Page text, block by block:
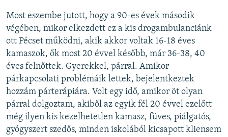
Most eszembe jutott, hogy a 90-es évek második
végében, mikor elkezdett ez a kis drogambulanciánk
ott Pécset működni, akik akkor voltak 16-18 éves
kamaszok, ők most 20 évvel később, már 36-38, 40
éves felnőttek. Gyerekkel, párral. Amikor
párkapcsolati problémáik lettek, bejelentkeztek
hozzám párterápiára. Volt egy idő, amikor öt olyan
párral dolgoztam, akiből az egyik fél 20 évvel ezelőtt
még ilyen kis kezelhetetlen kamasz, füves, piálgatós,
gyógyszert szedős, minden iskolából kicsapott kliensem